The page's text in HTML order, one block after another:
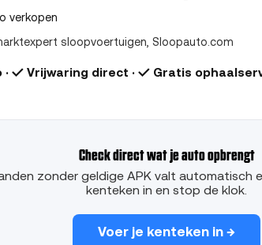
verkopen
sloopvoertuigen, Sloopauto.com
✓ Vrijwaring direct · ✓ Gratis
Check direct wat je auto opbrengt
zonder geldige APK valt automatisch
kenteken in en stop de klok.
Voer je kenteken in →